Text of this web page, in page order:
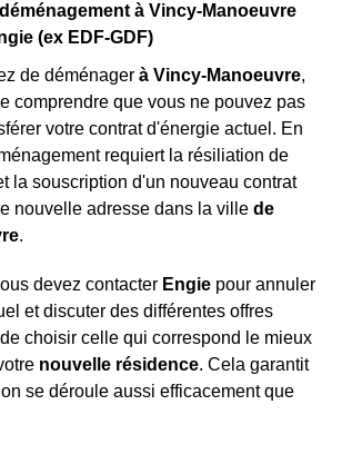
à Vincy-Manoeuvre
(ex EDF-GDF)
de déménager à Vincy-Manoeuvre,
comprendre que vous ne pouvez pas
votre contrat d'énergie actuel. En
requiert la résiliation de
la souscription d'un nouveau contrat
nouvelle adresse dans la ville de
.
devez contacter Engie pour annuler
et discuter des différentes offres
choisir celle qui correspond le mieux
nouvelle résidence. Cela garantit
se déroule aussi efficacement que